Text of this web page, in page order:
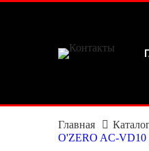
Главная
O'ZERO AC-